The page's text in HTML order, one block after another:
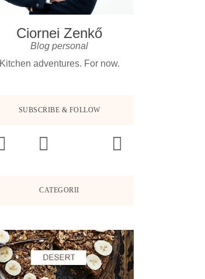
Ciornei Zenkő
Blog personal
Kitchen adventures. For now.
SUBSCRIBE & FOLLOW
CATEGORII